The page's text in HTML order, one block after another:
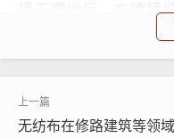
播于裸地后，在喷播
水分过快蒸发，并可
温保湿的作用，为种
广泛用于高速公路
无纺布在修路建筑等领